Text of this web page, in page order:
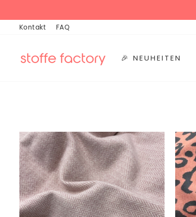
zum
InhaltKontakt
FAQ
🎉 NEUHEITEN